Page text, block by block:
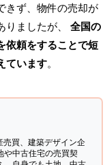
きず、物件の売却が
ましたが、 全国の
依頼をすることで短
ています。
買、建築デザイン企
や中古住宅の売買契